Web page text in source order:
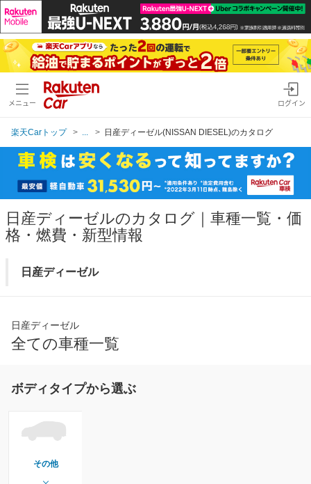
メニュー ログイン
楽天Carトップ 日産ディーゼル(NISSAN DIESEL)のカタログ
日産ディーゼルのカタログ｜車種一覧・価
格・燃費・新型情報
日産ディーゼル
日産ディーゼル
全ての車種一覧
ボディタイプから選ぶ
その他